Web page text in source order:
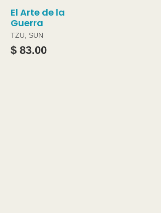
El Arte de la
Guerra
TZU, SUN
$ 83.00